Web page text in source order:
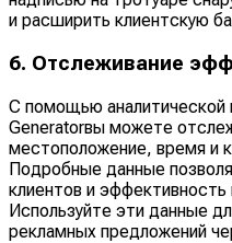
и расширить клиентскую
6. Отслеживание
С помощью аналитической
Generatorвы можете
местоположение, время и
Подробные данные
клиентов и
Используйте эти данные
рекламных предложений